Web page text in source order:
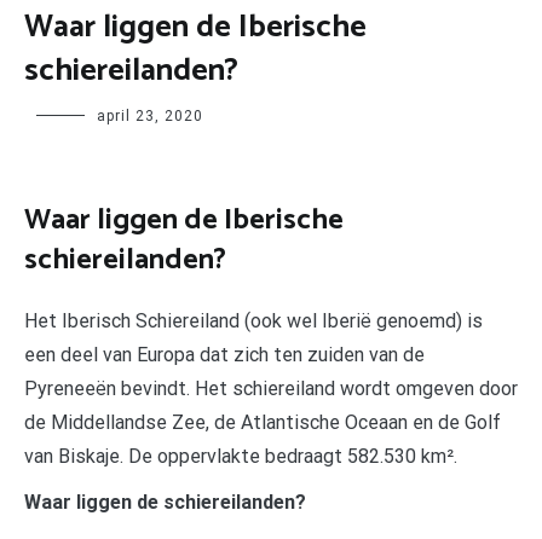
Waar liggen de Iberische
schiereilanden?
Author april 23, 2020
Waar liggen de Iberische
schiereilanden?
Het Iberisch Schiereiland (ook wel Iberië genoemd) is
een deel van Europa dat zich ten zuiden van de
Pyreneeën bevindt. Het schiereiland wordt omgeven door
de Middellandse Zee, de Atlantische Oceaan en de Golf
van Biskaje. De oppervlakte bedraagt 582.530 km².
Waar liggen de schiereilanden?